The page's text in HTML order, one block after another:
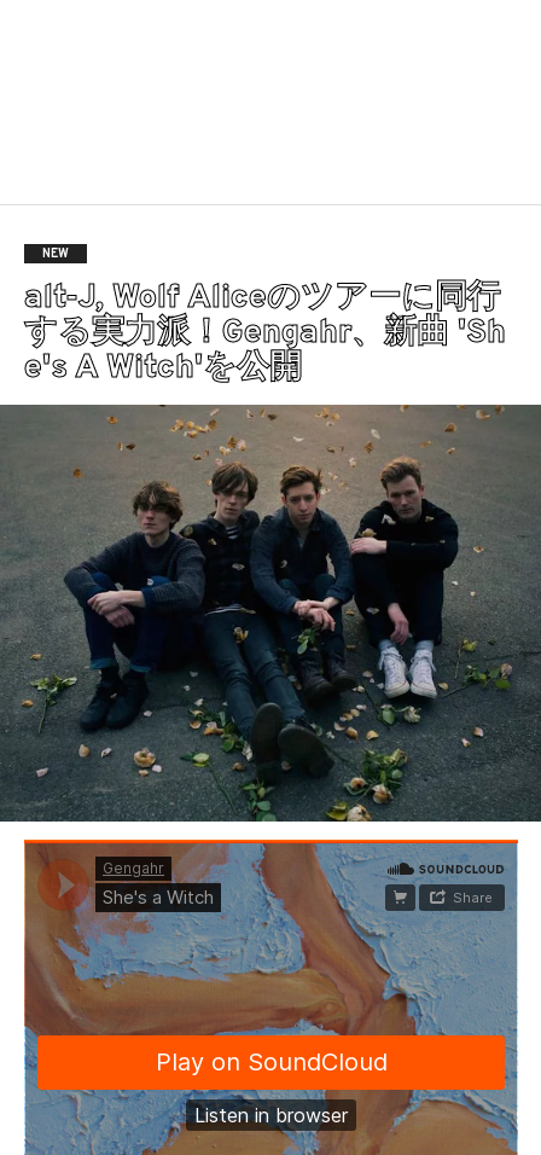
NEW
alt-J, Wolf Aliceのツアーに同行
する実力派！Gengahr、新曲 'Sh
e's A Witch'を公開